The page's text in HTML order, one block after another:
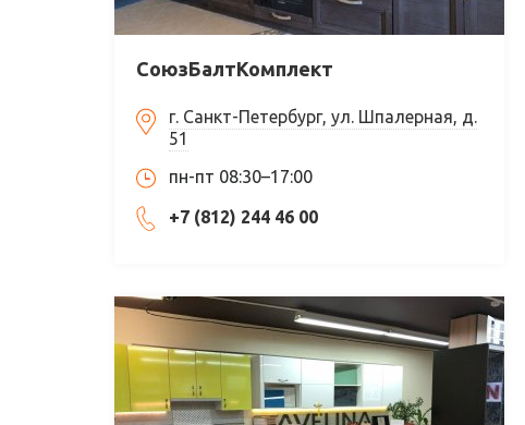
СоюзБалтКомплект
г. Санкт-Петербург, ул. Шпалерная, д.
51
пн-пт 08:30–17:00
+7 (812) 244 46 00